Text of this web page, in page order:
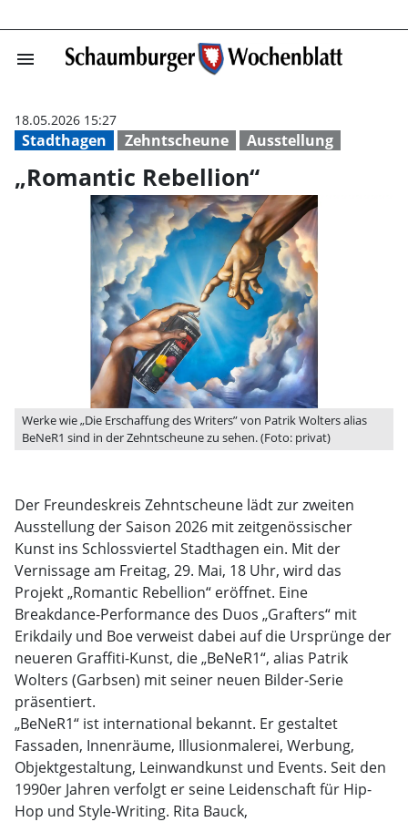
menu „Romantic
Stadthagen Zehntscheune Ausstellung
18.05.2026 15:27
„Romantic Rebellion“
Werke wie „Die Erschaffung des Writers” von Patrik Wolters alias
BeNeR1 sind in der Zehntscheune zu sehen. (Foto: privat)
Der Freundeskreis Zehntscheune lädt zur zweiten
Ausstellung der Saison 2026 mit zeitgenössischer
Kunst ins Schlossviertel Stadthagen ein. Mit der
Vernissage am Freitag, 29. Mai, 18 Uhr, wird das
Projekt „Romantic Rebellion“ eröffnet. Eine
Breakdance-Performance des Duos „Grafters“ mit
Erikdaily und Boe verweist dabei auf die Ursprünge der
neueren Graffiti-Kunst, die „BeNeR1“, alias Patrik
Wolters (Garbsen) mit seiner neuen Bilder-Serie
präsentiert.
„BeNeR1“ ist international bekannt. Er gestaltet
Fassaden, Innenräume, Illusionmalerei, Werbung,
Objektgestaltung, Leinwandkunst und Events. Seit den
1990er Jahren verfolgt er seine Leidenschaft für Hip-
Hop und Style-Writing. Rita Bauck,